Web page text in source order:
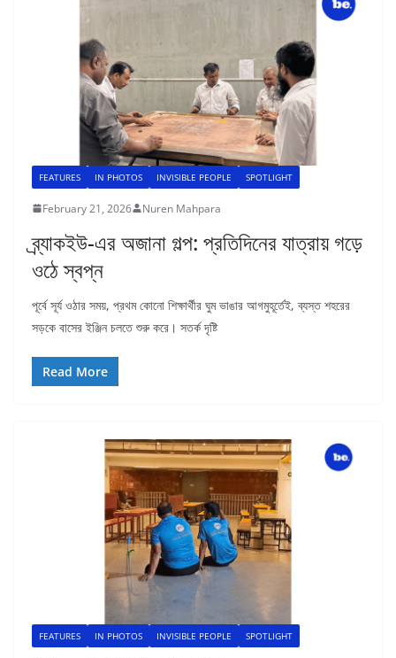
FEATURES IN PHOTOS INVISIBLE PEOPLE SPOTLIGHT
February 21, 2026 Nuren Mahpara
ব্র্যাকইউ-এর অজানা গল্প: প্রতিদিনের যাত্রায় গড়ে
ওঠে স্বপ্ন
পূর্বে সূর্য ওঠার সময়, প্রথম কোনো শিক্ষার্থীর ঘুম ভাঙার আগমুহূর্তেই, ব্যস্ত শহরের
সড়কে বাসের ইঞ্জিন চলতে শুরু করে। সতর্ক দৃষ্টি
Read More
FEATURES IN PHOTOS INVISIBLE PEOPLE SPOTLIGHT